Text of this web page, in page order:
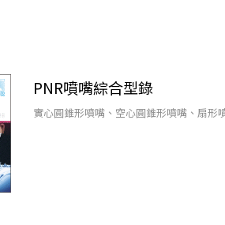
PNR噴嘴綜合型錄
實心圓錐形噴嘴、空心圓錐形噴嘴、扇形